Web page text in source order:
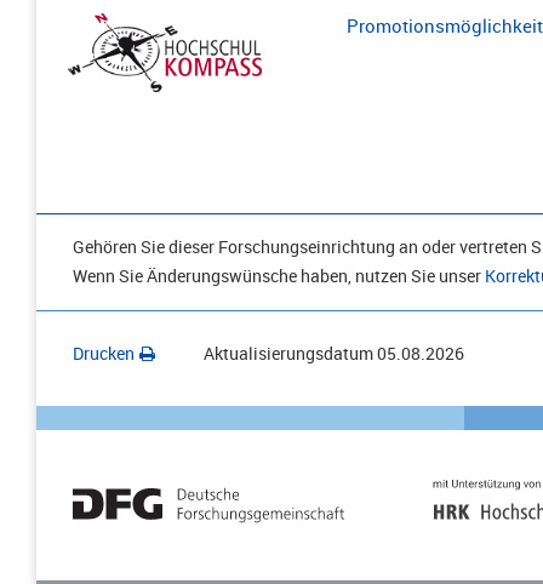
Gehören Sie dieser Forschungseinrichtung an oder vertreten
Wenn Sie Änderungswünsche haben, nutzen Sie unser
Drucken Aktualisierungsdatum05.08.2026